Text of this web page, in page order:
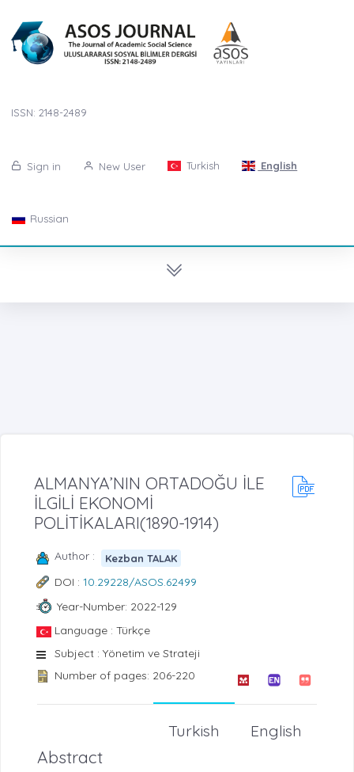
ISSN: 2148-2489
Sign in New User Turkish English
Russian
ALMANYA’NIN ORTADOĞU İLE
İLGİLİ EKONOMİ
POLİTİKALARI(1890-1914)
Author : Kezban TALAK
DOI : 10.29228/ASOS.62499
Year-Number: 2022-129
Language : Türkçe
Subject : Yönetim ve Strateji
Number of pages: 206-220
English
Turkish
Abstract